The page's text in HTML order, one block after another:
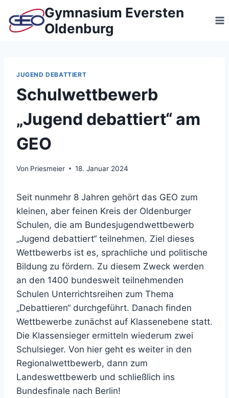
Inhalt
springen
Gymnasium Eversten
Oldenburg
JUGEND DEBATTIERT
Schulwettbewerb
„Jugend debattiert“ am
GEO
Von Priesmeier 18. Januar 2024
Seit nunmehr 8 Jahren gehört das GEO zum
kleinen, aber feinen Kreis der Oldenburger
Schulen, die am Bundesjugendwettbewerb
„Jugend debattiert“ teilnehmen. Ziel dieses
Wettbewerbs ist es, sprachliche und politische
Bildung zu fördern. Zu diesem Zweck werden
an den 1400 bundesweit teilnehmenden
Schulen Unterrichtsreihen zum Thema
„Debattieren“ durchgeführt. Danach finden
Wettbewerbe zunächst auf Klassenebene statt.
Die Klassensieger ermitteln wiederum zwei
Schulsieger. Von hier geht es weiter in den
Regionalwettbewerb, dann zum
Landeswettbewerb und schließlich ins
Bundesfinale nach Berlin!